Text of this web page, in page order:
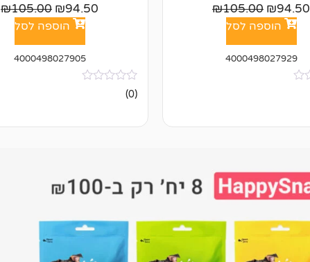
₪94.50
₪105.00
הוספה לסל
4000498027929
₪94.50
₪105.00
הוספה לסל
4000498027905
אין
ביקורות
(0)